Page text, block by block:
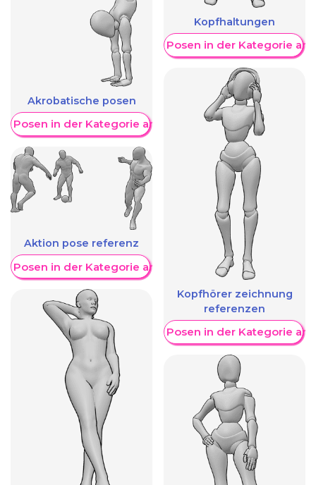
Akrobatische posen
Posen in der Kategorie anzeigen
Aktion pose referenz
Posen in der Kategorie anzeigen
Kopfhaltungen
Weitere Posen in der Kategorie
Kopfhörer zeichnung
referenzen
Weitere Posen in der Kategorie